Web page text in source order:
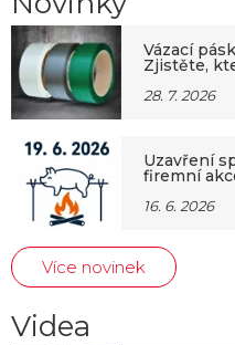
Vázací
Zjistěte,
28. 7. 2026
Uzavření
firemní
16. 6. 2026
Více novinek
Videa